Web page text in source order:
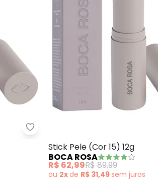
Boca Rosa - Stick Pele (Cor 41)
Stick Pele (Cor 15) 12g
BOCA ROSA
R$ 62,99R$ 89,99
ou 2xde R$ 31,49sem juros